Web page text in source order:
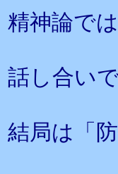
精神論で
話し合い
結局は「